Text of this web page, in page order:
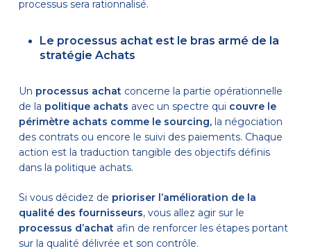
processus sera rationnalisé.
Le processus achat est le bras armé de la
stratégie Achats
Un processus achat concerne la partie opérationnelle
de la politique achats avec un spectre qui couvre le
périmètre achats comme le sourcing,la négociation
des contrats ou encore le suivi des paiements. Chaque
action est la traduction tangible des objectifs définis
dans la politique achats.
Si vous décidez de prioriser l’amélioration de la
qualité des fournisseurs, vous allez agir sur le
processus d’achat afin de renforcer les étapes portant
sur la qualité délivrée et son contrôle.